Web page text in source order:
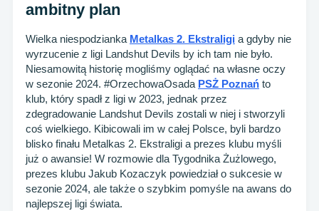
ambitny plan
Wielka niespodzianka Metalkas 2. Ekstraligi a gdyby nie
wyrzucenie z ligi Landshut Devils by ich tam nie było.
Niesamowitą historię mogliśmy oglądać na własne oczy
w sezonie 2024. #OrzechowaOsada PSŻ Poznań to
klub, który spadł z ligi w 2023, jednak przez
zdegradowanie Landshut Devils zostali w niej i stworzyli
coś wielkiego. Kibicowali im w całej Polsce, byli bardzo
blisko finału Metalkas 2. Ekstraligi a prezes klubu myśli
już o awansie! W rozmowie dla Tygodnika Żużlowego,
prezes klubu Jakub Kozaczyk powiedział o sukcesie w
sezonie 2024, ale także o szybkim pomyśle na awans do
najlepszej ligi świata.